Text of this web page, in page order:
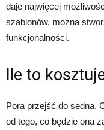
daje najwięcej
szablonów, można
funkcjonalności.
Ile to
Pora przejść do sedna.
od tego, co będzie ona